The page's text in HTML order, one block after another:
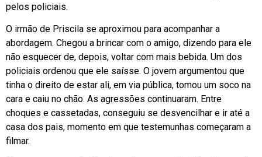
pelos policiais.
O irmão de Priscila se aproximou para acompanhar a
abordagem. Chegou a brincar com o amigo, dizendo para ele
não esquecer de, depois, voltar com mais bebida. Um dos
policiais ordenou que ele saísse. O jovem argumentou que
tinha o direito de estar ali, em via pública, tomou um soco na
cara e caiu no chão. As agressões continuaram. Entre
choques e cassetadas, conseguiu se desvencilhar e ir até a
casa dos pais, momento em que testemunhas começaram a
filmar.